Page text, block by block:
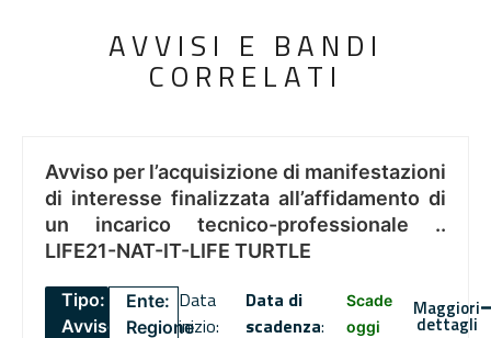
AVVISI E BANDI
CORRELATI
Avviso per l’acquisizione di manifestazioni
di interesse finalizzata all’affidamento di
un incarico tecnico-professionale ..
LIFE21-NAT-IT-LIFE TURTLE
Tipo:
Avviso
Ente:
Regione
Data
inizio:
Data di
scadenza:
Scade
oggi
Maggiori
dettagli